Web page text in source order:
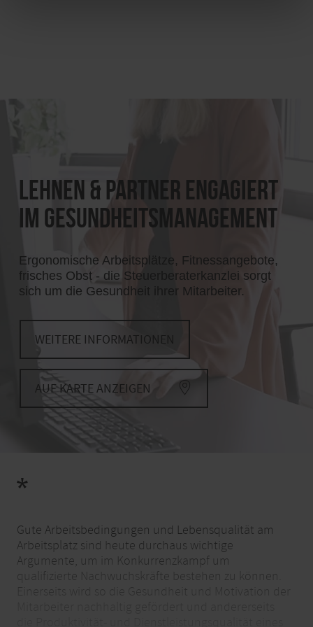
Lehnen & Partner engagiert
im Gesundheitsmanagement
Ergonomische Arbeitsplätze, Fitnessangebote,
frisches Obst - die Steuerberaterkanzlei sorgt
sich um die Gesundheit ihrer Mitarbeiter.
WEITERE INFORMATIONEN
AUF KARTE ANZEIGEN
*
Gute Arbeitsbedingungen und Lebensqualität am
Arbeitsplatz sind heute durchaus wichtige
Argumente, um im Konkurrenzkampf um
qualifizierte Nachwuchskräfte bestehen zu können.